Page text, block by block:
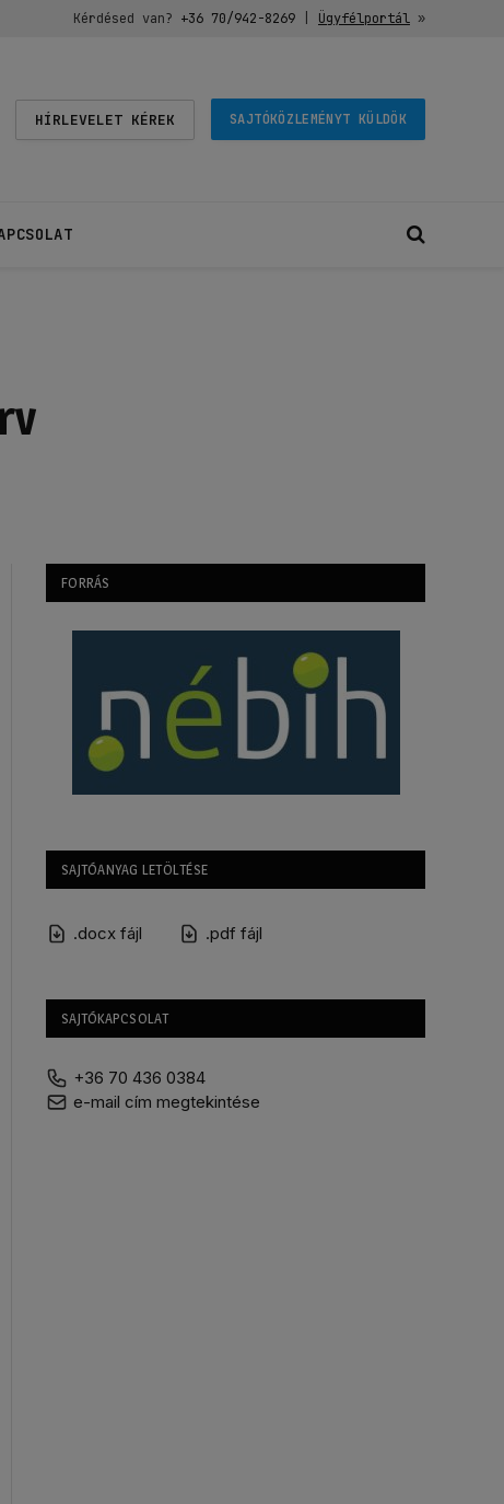
Kérdésed van? +36 70/942-8269| Ügyfélportál»
HÍRLEVELET KÉREK SAJTÓKÖZLEMÉNYT KÜLDÖK
FORRÁS
SAJTÓANYAG LETÖLTÉSE
.docx fájl .pdf fájl
SAJTÓKAPCSOLAT
+36 70 436 0384
e-mail cím megtekintése